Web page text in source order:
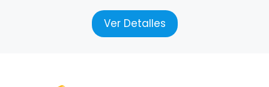
Ver Detalles